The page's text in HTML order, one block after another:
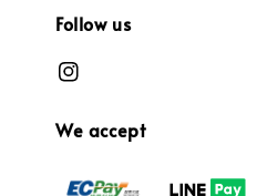
Follow us
We accept